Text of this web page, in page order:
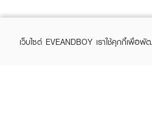
เว็บไซต์ EVEANDBOY เราใช้คุกกี้เพื่